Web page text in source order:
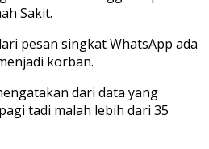
Sakit.
pesan singkat WhatsApp ada
korban.
dari data yang
tadi malah lebih dari 35